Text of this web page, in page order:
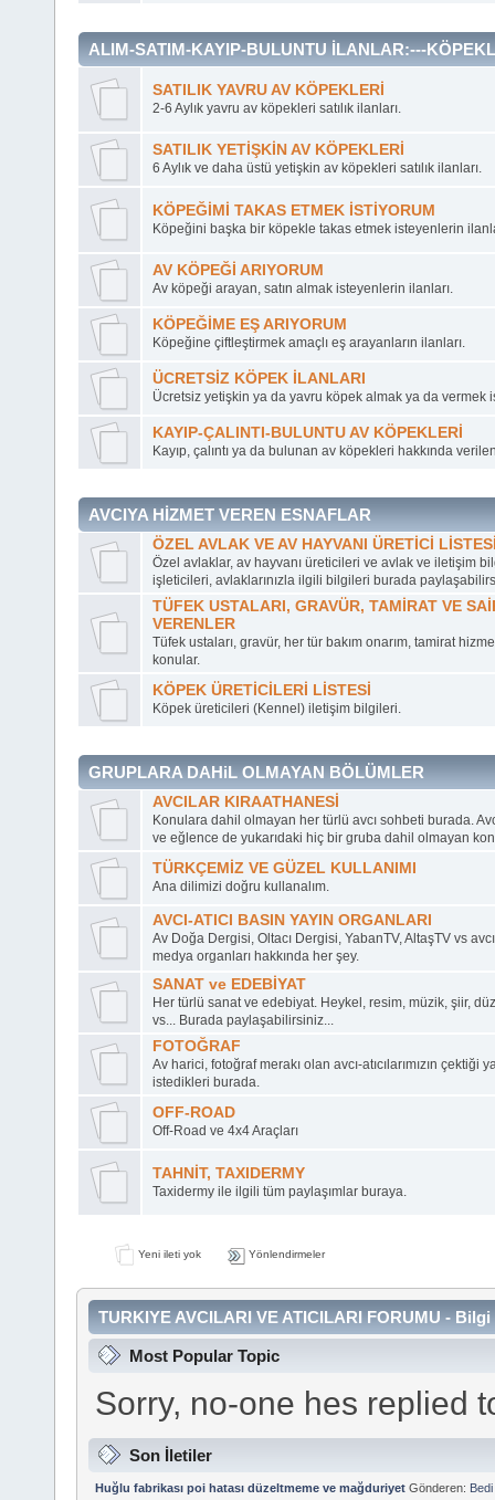
ALIM-SATIM-KAYIP-BULUNTU İLANLAR:---
SATILIK YAVRU AV KÖPEKLERİ
2-6 Aylık yavru av köpekleri satılık ilanları.
SATILIK YETİŞKİN AV KÖPEKLERİ
6 Aylık ve daha üstü yetişkin av köpekleri satılık ilanları.
KÖPEĞİMİ TAKAS ETMEK İSTİYORUM
Köpeğini başka bir köpekle takas etmek isteyenlerin
AV KÖPEĞİ ARIYORUM
Av köpeği arayan, satın almak isteyenlerin ilanları.
KÖPEĞİME EŞ ARIYORUM
Köpeğine çiftleştirmek amaçlı eş arayanların ilanları.
ÜCRETSİZ KÖPEK İLANLARI
Ücretsiz yetişkin ya da yavru köpek almak ya da vermek
KAYIP-ÇALINTI-BULUNTU AV KÖPEKLERİ
Kayıp, çalıntı ya da bulunan av köpekleri hakkında
AVCIYA HİZMET VEREN ESNAFLAR
ÖZEL AVLAK VE AV HAYVANI ÜRETİCİ
Özel avlaklar, av hayvanı üreticileri ve avlak ve iletişim
işleticileri, avlaklarınızla ilgili bilgileri burada
TÜFEK USTALARI, GRAVÜR, TAMİRAT VE
VERENLER
Tüfek ustaları, gravür, her tür bakım onarım, tamirat
konular.
KÖPEK ÜRETİCİLERİ LİSTESİ
Köpek üreticileri (Kennel) iletişim bilgileri.
GRUPLARA DAHiL OLMAYAN BÖLÜMLER
AVCILAR KIRAATHANESİ
Konulara dahil olmayan her türlü avcı sohbeti burada.
ve eğlence de yukarıdaki hiç bir gruba dahil olmayan
TÜRKÇEMİZ VE GÜZEL KULLANIMI
Ana dilimizi doğru kullanalım.
AVCI-ATICI BASIN YAYIN ORGANLARI
Av Doğa Dergisi, Oltacı Dergisi, YabanTV, AltaşTV vs avcı
medya organları hakkında her şey.
SANAT ve EDEBİYAT
Her türlü sanat ve edebiyat. Heykel, resim, müzik, şiir,
vs... Burada paylaşabilirsiniz...
FOTOĞRAF
Av harici, fotoğraf merakı olan avcı-atıcılarımızın çektiği
istedikleri burada.
OFF-ROAD
Off-Road ve 4x4 Araçları
TAHNİT, TAXIDERMY
Taxidermy ile ilgili tüm paylaşımlar buraya.
Yeni ileti yok Yönlendirmeler
TURKIYE AVCILARI VE ATICILARI FORUMU -
Most Popular Topic
Sorry, no-one hes replied
Son İletiler
Huğlu fabrikası poi hatası düzeltmeme ve mağduriyet Gönderen: